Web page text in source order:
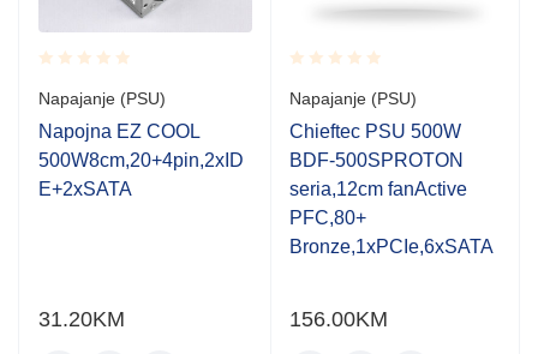
Rated
0.001
out
of
5
Napajanje (PSU)
Napojna EZ COOL
500W8cm,20+4pin,2xID
E+2xSATA
31.20KM
Rated
0.001
out
of
5
Napajanje (PSU)
Chieftec PSU 500W
BDF-500SPROTON
seria,12cm fanActive
PFC,80+
Bronze,1xPCIe,6xSATA
156.00KM